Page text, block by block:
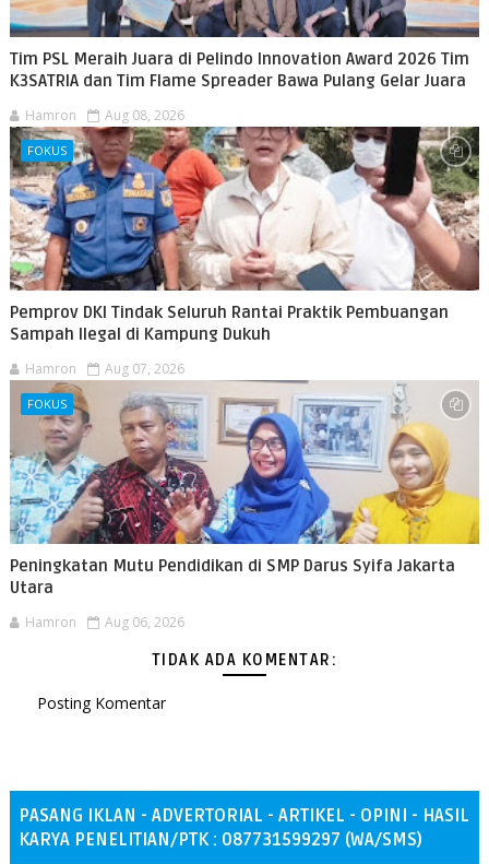
Tim PSL Meraih Juara di Pelindo Innovation Award 2026 Tim
K3SATRIA dan Tim Flame Spreader Bawa Pulang Gelar Juara
Hamron Aug 08, 2026
FOKUS
Pemprov DKI Tindak Seluruh Rantai Praktik Pembuangan
Sampah Ilegal di Kampung Dukuh
Hamron Aug 07, 2026
FOKUS
Peningkatan Mutu Pendidikan di SMP Darus Syifa Jakarta
Utara
Hamron Aug 06, 2026
TIDAK ADA KOMENTAR:
Posting Komentar
PASANG IKLAN - ADVERTORIAL - ARTIKEL - OPINI - HASIL
KARYA PENELITIAN/PTK : 087731599297 (WA/SMS)